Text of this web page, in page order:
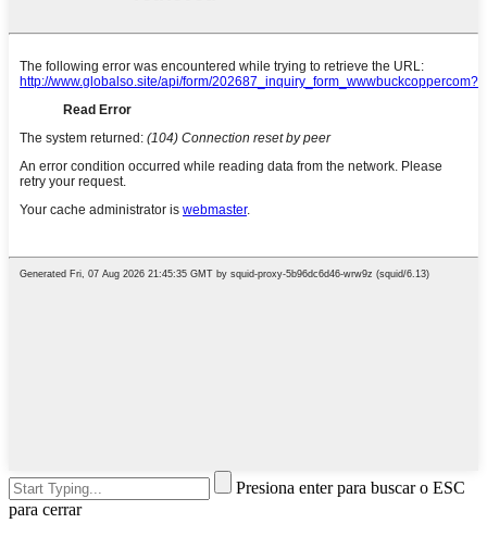
Presiona enter para buscar o ESC
para cerrar